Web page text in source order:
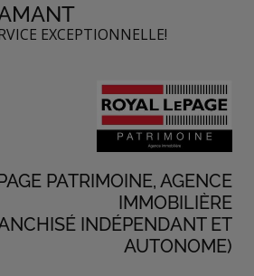
EXCEPTIONNELLE!
PATRIMOINE, AGENCE
IMMOBILIÈRE
INDÉPENDANT ET
AUTONOME)